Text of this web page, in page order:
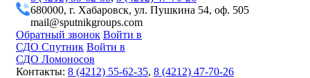
680000, г. Хабаровск, ул. Пушкина 54, оф. 505
mail@sputnikgroups.com
Обратный звонок Войти в
СДО Спутник Войти в
СДО Ломоносов
Контакты: 8 (4212) 55-62-35, 8 (4212) 47-70-26